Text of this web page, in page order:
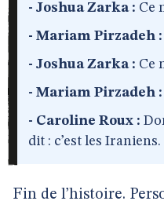
- Joshua Zarka : Ce
- Mariam Pirzadeh :
- Joshua Zarka : Ce
- Mariam Pirzadeh :
- Caroline Roux :
dit : c’est les Iraniens.
Fin de l’histoire.